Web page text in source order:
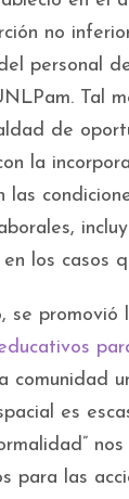
no
personal
Tal
de
la
las
los casos
se promovió
comunidad
es
para las